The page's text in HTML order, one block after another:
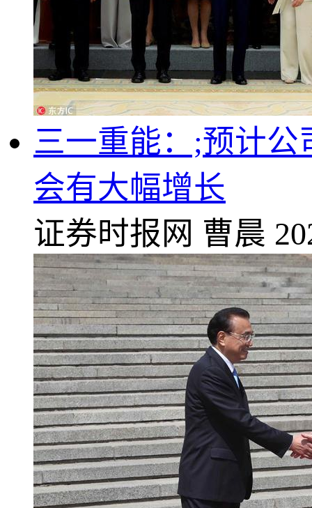
三一重能：;预计公
会有大幅增长
证券时报网 曹晨